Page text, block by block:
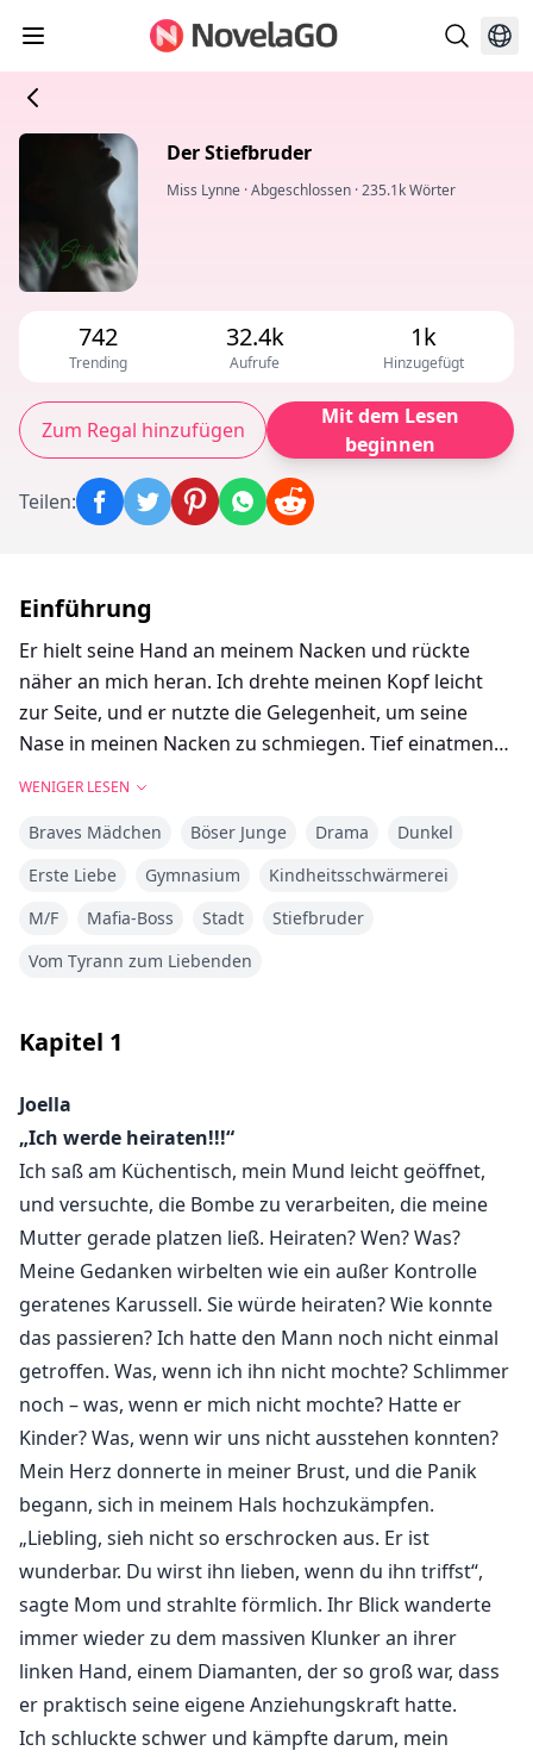
Der Stiefbruder
Miss Lynne ·Abgeschlossen ·235.1k Wörter
742
Trending
32.4k
Aufrufe
1k
Hinzugefügt
Zum Regal hinzufügen
Mit dem Lesen
beginnen
Teilen:
Einführung
Er hielt seine Hand an meinem Nacken und rückte
näher an mich heran. Ich drehte meinen Kopf leicht
zur Seite, und er nutzte die Gelegenheit, um seine
Nase in meinen Nacken zu schmiegen. Tief einatmend
Was? Ich war verwirrt und hatte Angst.
„Du riechst immer so gut“, sagte er.
„Ich-ich muss zum Unterricht“, flüsterte ich, berührte
Seine Augen verhärteten sich sofort, als er grob
meinen Nacken packte und mich gegen die Wand
schleuderte – diesmal drückte sich sein Körper gegen
meinen.
„Du gehst, wenn ich es sage“, sagte er, während seine
andere Hand in mein Haar glitt und es sanft griff.
„Dachtest du wirklich, nur weil unsere Eltern heiraten,
würde sich für dich etwas ändern?“
Joella Stevens ist eine sehr gute Schülerin und Junior in
der High School. Sie ist sehr süß und spricht leise. Ihre
Mutter hat schon eine Weile gedatet, aber sie hat nie
jemanden nach Hause gebracht, um ihn vorzustellen.
Bis ein Mann die große Frage stellt.
Joella hat Mühe, ruhig zu bleiben, als sie erfährt, dass
der neue Verlobte ihrer Mutter der Vater ihres
langjährigen Peinigers Haden Cooper ist.
Haden Cooper ist Senior und Kapitän des
WENIGER LESEN
Braves Mädchen Böser Junge Drama
Dunkel
Erste Liebe
Gymnasium
Kindheitsschwärmerei
M/F
Mafia-Boss Stadt
Stiefbruder
Vom Tyrann zum Liebenden
Kapitel 1
Joella
„Ich werde heiraten!!!“
Ich saß am Küchentisch, mein Mund leicht geöffnet,
und versuchte, die Bombe zu verarbeiten, die meine
Mutter gerade platzen ließ. Heiraten? Wen? Was?
Meine Gedanken wirbelten wie ein außer Kontrolle
geratenes Karussell. Sie würde heiraten? Wie konnte
das passieren? Ich hatte den Mann noch nicht einmal
getroffen. Was, wenn ich ihn nicht mochte? Schlimmer
noch – was, wenn er mich nicht mochte? Hatte er
Kinder? Was, wenn wir uns nicht ausstehen konnten?
Mein Herz donnerte in meiner Brust, und die Panik
begann, sich in meinem Hals hochzukämpfen.
„Liebling, sieh nicht so erschrocken aus. Er ist
wunderbar. Du wirst ihn lieben, wenn du ihn triffst“,
sagte Mom und strahlte förmlich. Ihr Blick wanderte
immer wieder zu dem massiven Klunker an ihrer
linken Hand, einem Diamanten, der so groß war, dass
er praktisch seine eigene Anziehungskraft hatte.
Ich schluckte schwer und kämpfte darum, mein